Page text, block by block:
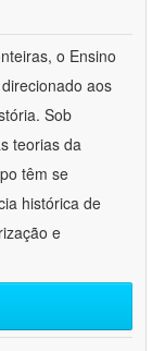
o Ensino
aos
Sob
teorias da
têm se
histórica de
e